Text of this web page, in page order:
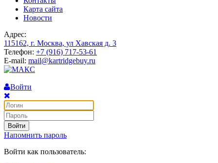
Карта сайта
Новости
Адрес:
115162, г. Москва, ул Хавская д. 3
Телефон: +7 (916) 717-53-61
E-mail: mail@kartridgebuy.ru
Войти
Войти
Напомнить пароль
Войти как пользователь: